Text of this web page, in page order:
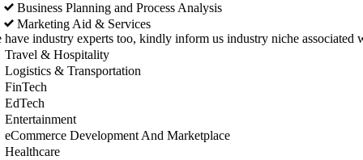
Business Planning and Process Analysis
Marketing Aid & Services
have industry experts too, kindly inform us industry niche associated
Travel & Hospitality
Logistics & Transportation
FinTech
EdTech
Entertainment
eCommerce Development And Marketplace
Healthcare